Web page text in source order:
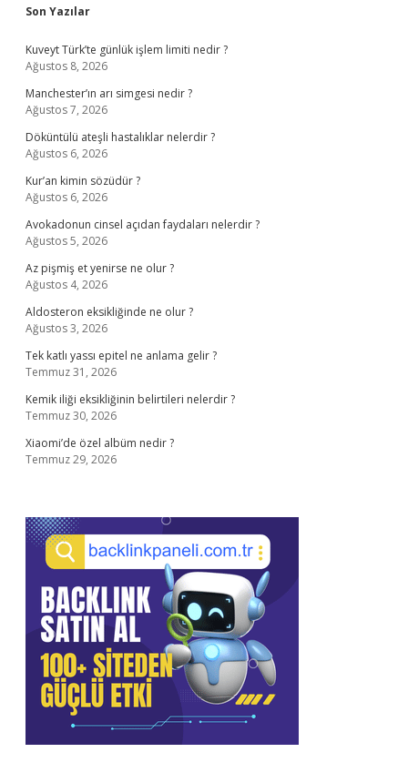
Sidebar
Son Yazılar
Kuveyt Türk’te günlük işlem limiti nedir ?
Ağustos 8, 2026
Manchester’ın arı simgesi nedir ?
Ağustos 7, 2026
Döküntülü ateşli hastalıklar nelerdir ?
Ağustos 6, 2026
Kur’an kimin sözüdür ?
Ağustos 6, 2026
Avokadonun cinsel açıdan faydaları nelerdir ?
Ağustos 5, 2026
Az pişmiş et yenirse ne olur ?
Ağustos 4, 2026
Aldosteron eksikliğinde ne olur ?
Ağustos 3, 2026
Tek katlı yassı epitel ne anlama gelir ?
Temmuz 31, 2026
Kemik iliği eksikliğinin belirtileri nelerdir ?
Temmuz 30, 2026
Xiaomi’de özel albüm nedir ?
Temmuz 29, 2026